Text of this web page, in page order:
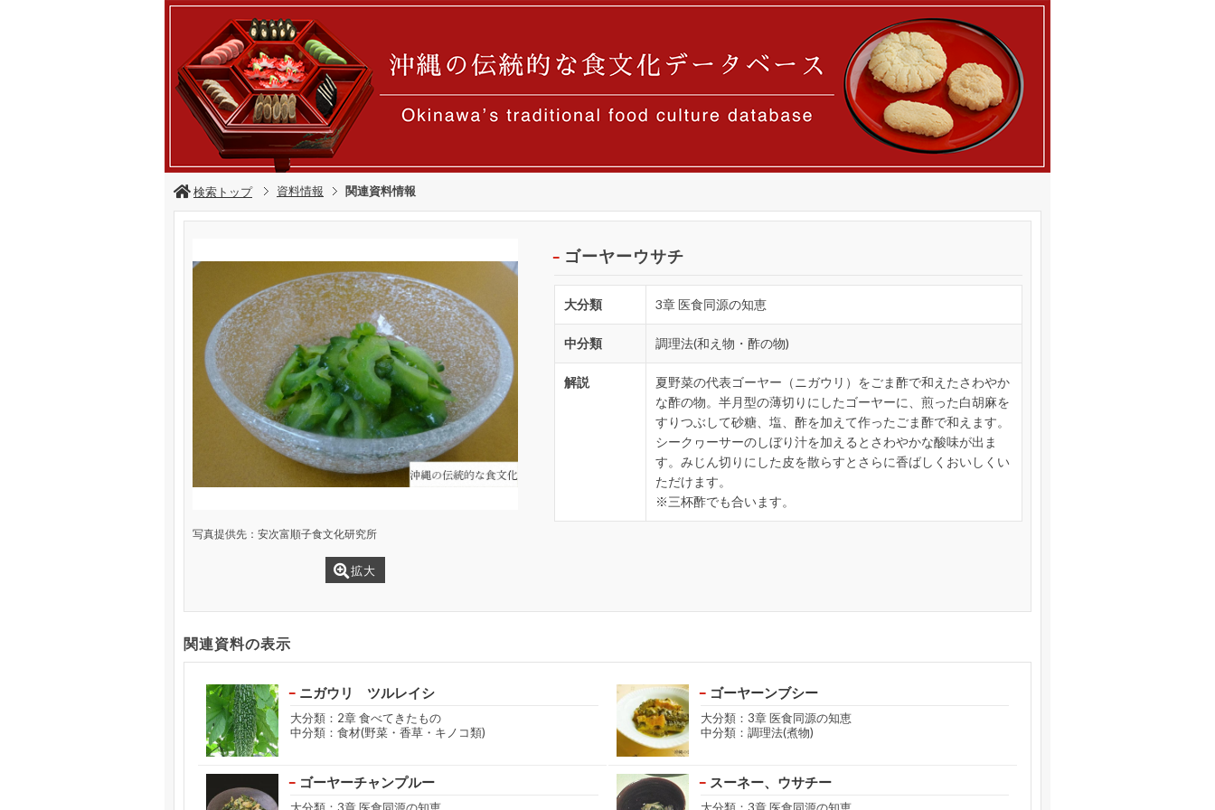
検索トップ 資料情報 関連資料情報
写真提供先：安次富順子食文化研究所
拡大
ゴーヤーウサチ
大分類 3章 医食同源の知恵
中分類 調理法(和え物・酢の物)
解説
夏野菜の代表ゴーヤー（ニガウリ）をごま酢で和えたさわやか
な酢の物。半月型の薄切りにしたゴーヤーに、煎った白胡麻を
すりつぶして砂糖、塩、酢を加えて作ったごま酢で和えます。
シークヮーサーのしぼり汁を加えるとさわやかな酸味が出ま
す。みじん切りにした皮を散らすとさらに香ばしくおいしくい
ただけます。
※三杯酢でも合います。
関連資料の表示
ニガウリ ツルレイシ
大分類：2章 食べてきたもの
中分類：食材(野菜・香草・キノコ類)
ゴーヤーンブシー
大分類：3章 医食同源の知恵
中分類：調理法(煮物)
ゴーヤーチャンプルー
大分類：3章 医食同源の知恵
スーネー、ウサチー
大分類：3章 医食同源の知恵